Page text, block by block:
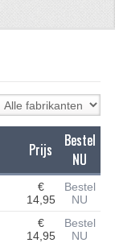
Prijs
Bestel
NU
€
14,95
Bestel
NU
€
14,95
Bestel
NU